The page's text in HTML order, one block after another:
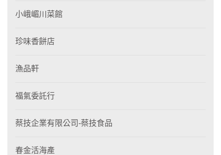
小峨嵋川菜館
珍味香餅店
漁品軒
福氣委託行
蔡技企業有限公司-蔡技食品
春金活海產